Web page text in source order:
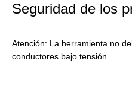
Seguridad de los
Atención: La herramienta no
conductores bajo tensión.